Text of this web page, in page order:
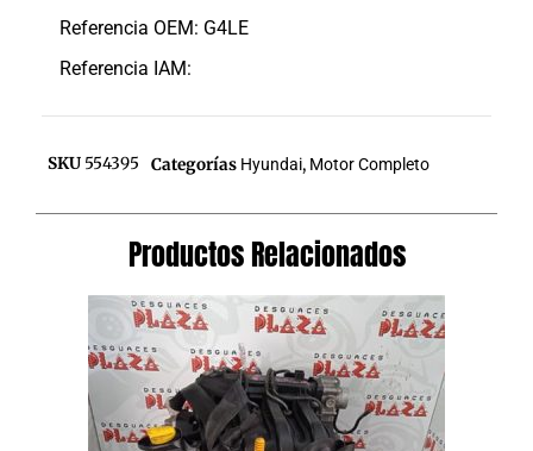
Referencia OEM: G4LE
Referencia IAM:
SKU 554395 Categorías Hyundai, Motor Completo
Productos Relacionados